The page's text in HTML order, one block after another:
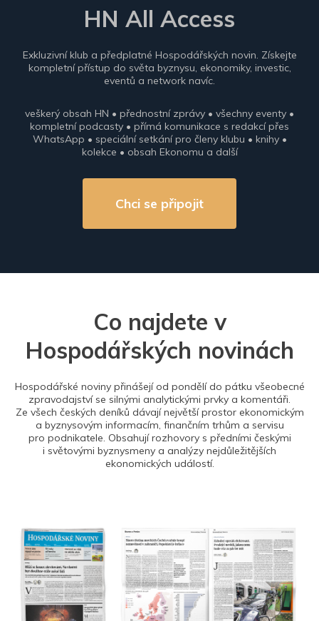
HN All Access
Exkluzivní klub a předplatné Hospodářských novin. Získejte
kompletní přístup do světa byznysu, ekonomiky, investic,
eventů a network navíc.
veškerý obsah HN • přednostní zprávy • všechny eventy •
kompletní podcasty • přímá komunikace s redakcí přes
WhatsApp • speciální setkání pro členy klubu • knihy •
kolekce • obsah Ekonomu a další
Chci se připojit
Co najdete v
Hospodářských novinách
Hospodářské noviny přinášejí od pondělí do pátku všeobecné
zpravodajství se silnými analytickými prvky a komentáři.
Ze všech českých deníků dávají největší prostor ekonomickým
a byznysovým informacím, finančním trhům a servisu
pro podnikatele. Obsahují rozhovory s předními českými
i světovými byznysmeny a analýzy nejdůležitějších
ekonomických událostí.